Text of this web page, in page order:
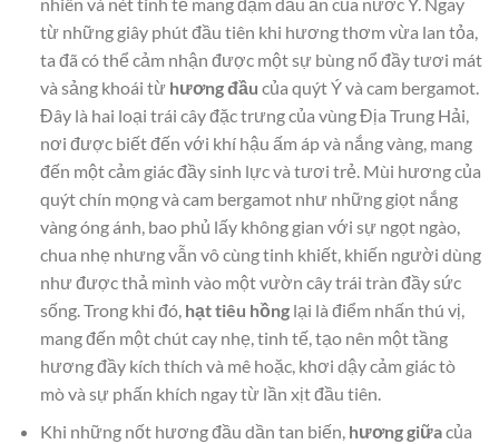
từ những giây phút đầu tiên khi hương thơm vừa lan tỏa,
ta đã có thể cảm nhận được một sự bùng nổ đầy tươi mát
và sảng khoái từ hương đầu của quýt Ý và cam bergamot.
Đây là hai loại trái cây đặc trưng của vùng Địa Trung Hải,
nơi được biết đến với khí hậu ấm áp và nắng vàng, mang
đến một cảm giác đầy sinh lực và tươi trẻ. Mùi hương của
quýt chín mọng và cam bergamot như những giọt nắng
vàng óng ánh, bao phủ lấy không gian với sự ngọt ngào,
chua nhẹ nhưng vẫn vô cùng tinh khiết, khiến người dùng
như được thả mình vào một vườn cây trái tràn đầy sức
sống. Trong khi đó, hạt tiêu hồnglại là điểm nhấn thú vị,
mang đến một chút cay nhẹ, tinh tế, tạo nên một tầng
hương đầy kích thích và mê hoặc, khơi dậy cảm giác tò
mò và sự phấn khích ngay từ lần xịt đầu tiên.
Khi những nốt hương đầu dần tan biến, hương giữacủa